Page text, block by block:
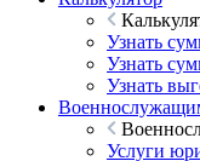
Узнать
Узнать
Узнать
Услуги